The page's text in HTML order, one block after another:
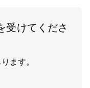
受けてくださ
ます。